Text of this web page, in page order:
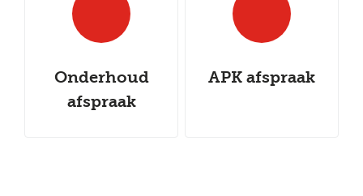
Onderhoud
afspraak
APK afspraak